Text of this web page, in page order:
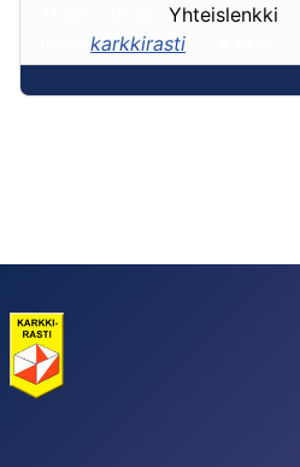
Yhteislenkki
karkkirasti